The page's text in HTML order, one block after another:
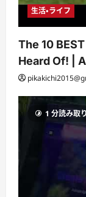
生活・ライフ
The 10
Heard Of! |
1 分読み取